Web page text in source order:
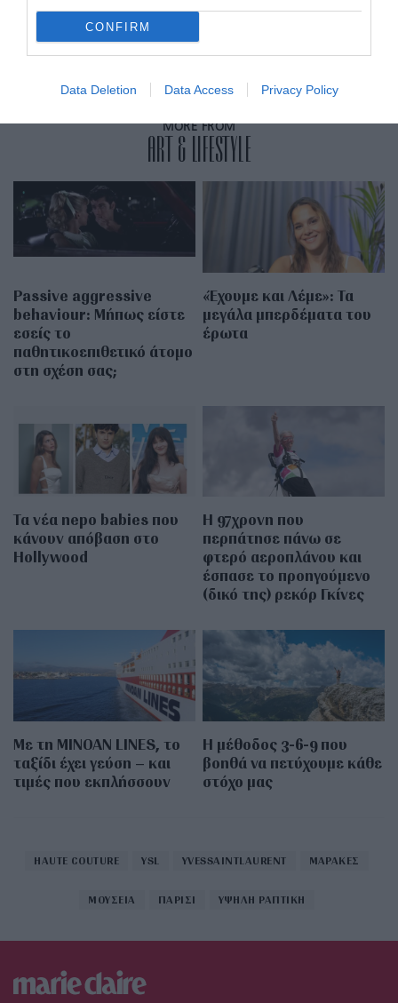
CONFIRM
Data Deletion Data Access Privacy Policy
στους Ολυμπιακούς Αγώνες και η
ζωή της σήμερα
MORE FROM
ART & LIFESTYLE
Passive aggressive
behaviour: Μήπως είστε
εσείς το
παθητικοεπιθετικό άτομο
στη σχέση σας;
«Έχουμε και Λέμε»: Τα
μεγάλα μπερδέματα του
έρωτα
Τα νέα nepo babies που
κάνουν απόβαση στο
Hollywood
Η 97χρονη που
περπάτησε πάνω σε
φτερό αεροπλάνου και
έσπασε το προηγούμενο
(δικό της) ρεκόρ Γκίνες
Με τη MINOAN LINES, το
ταξίδι έχει γεύση – και
τιμές που εκπλήσσουν
Η μέθοδος 3-6-9 που
βοηθά να πετύχουμε κάθε
στόχο μας
HAUTE COUTURE YSL YVESSAINTLAURENT ΜΑΡΑΚΕΣ
ΜΟΥΣΕΙΑ ΠΑΡΙΣΙ ΥΨΗΛΗ ΡΑΠΤΙΚΗ